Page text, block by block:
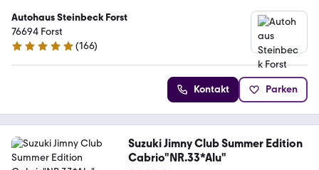
Autohaus Steinbeck Forst
76694 Forst
4.8 Sterne
(166)
Kontakt Parken
Suzuki Jimny Club Summer Edition
Cabrio"NR.33*Alu"